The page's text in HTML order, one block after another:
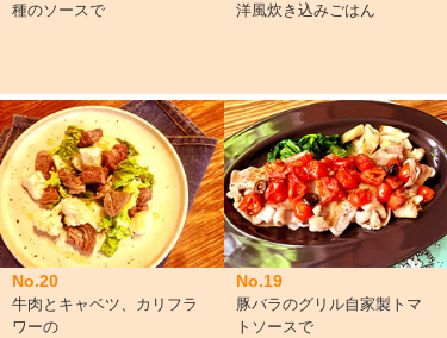
種のソースで
洋風炊き込みごはん
No.20
牛肉とキャベツ、カリフラ
ワーの
No.19
豚バラのグリル自家製トマ
トソースで